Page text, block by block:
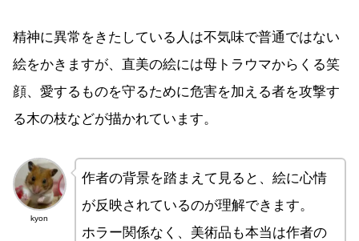
精神に異常をきたしている人は不気味で普通ではない
絵をかきますが、直美の絵には母トラウマからくる笑
顔、愛するものを守るために危害を加える者を攻撃す
る木の枝などが描かれています。
kyon
作者の背景を踏まえて見ると、絵に心情
が反映されているのが理解できます。
ホラー関係なく、美術品も本当は作者の